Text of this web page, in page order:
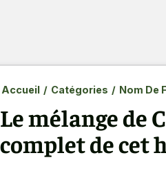
Accueil / Catégories / Nom De
Le mélange de
complet de cet